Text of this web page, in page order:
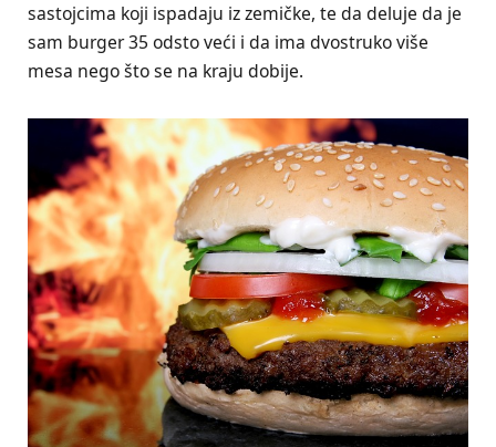
sastojcima koji ispadaju iz zemičke, te da deluje da je
sam burger 35 odsto veći i da ima dvostruko više
mesa nego što se na kraju dobije.